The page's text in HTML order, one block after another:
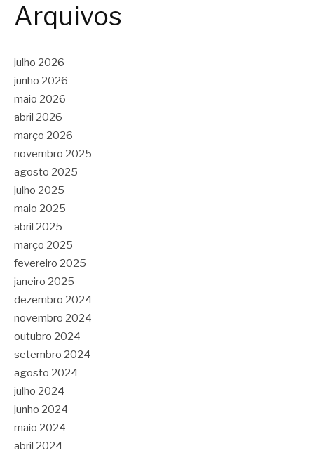
Arquivos
julho 2026
junho 2026
maio 2026
abril 2026
março 2026
novembro 2025
agosto 2025
julho 2025
maio 2025
abril 2025
março 2025
fevereiro 2025
janeiro 2025
dezembro 2024
novembro 2024
outubro 2024
setembro 2024
agosto 2024
julho 2024
junho 2024
maio 2024
abril 2024